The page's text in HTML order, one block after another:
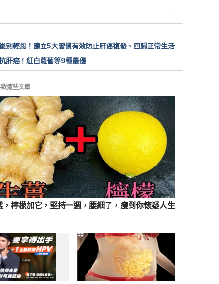
http://www.who.int/mediacentre/factsheet
別輕忽！建立5大習慣有效防止肝癌復發、回歸正常生活
肝癌！紅白蘿蔔等9種最優
這些文章
，檸檬加它，堅持一週，腰細了，瘦到你懷疑人生
PR